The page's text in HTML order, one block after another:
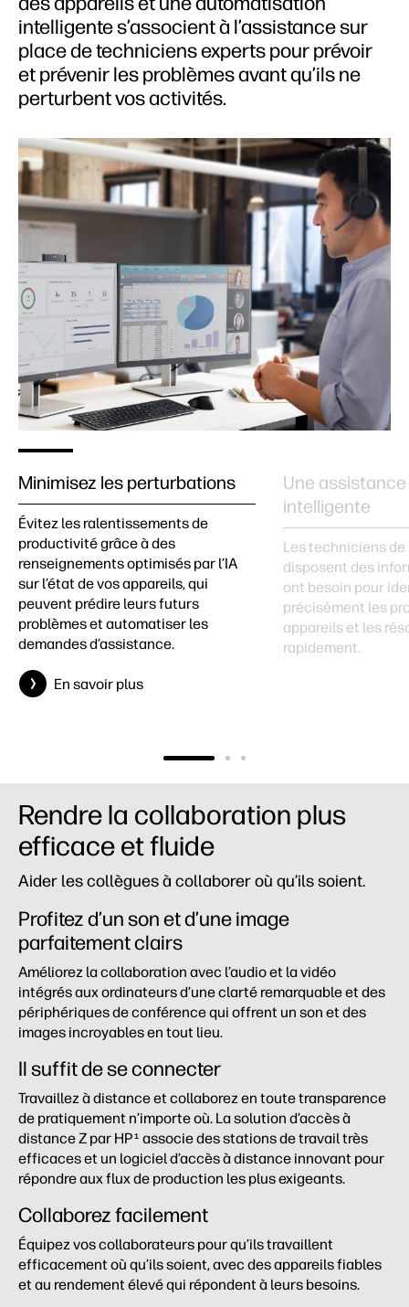
intelligente s’associent à l’assistance sur
place de techniciens experts pour prévoir
et prévenir les problèmes avant qu’ils ne
perturbent vos activités.
Minimisez les perturbations
Évitez les ralentissements de
productivité grâce à des
renseignements optimisés par l’IA
sur l’état de vos appareils, qui
peuvent prédire leurs futurs
problèmes et automatiser les
demandes d’assistance.
En savoir plus
Une
intelligente
Les techniciens de
disposent des
ont besoin pour
précisément les
appareils et les
rapidement.
Rendre la collaboration plus
efficace et fluide
Aider les collègues à collaborer où qu’ils soient.
Profitez d’un son et d’une image
parfaitement clairs
Améliorez la collaboration avec l’audio et la vidéo
intégrés aux ordinateurs d’une clarté remarquable et des
périphériques de conférence qui offrent un son et des
images incroyables en tout lieu.
Il suffit de se connecter
Travaillez à distance et collaborez en toute transparence
de pratiquement n’importe où. La solution d’accès à
distance Z par HP 1 associe des stations de travail très
efficaces et un logiciel d’accès à distance innovant pour
répondre aux flux de production les plus exigeants. ​
Collaborez facilement
Équipez vos collaborateurs pour qu’ils travaillent
efficacement où qu’ils soient, avec des appareils fiables
et au rendement élevé qui répondent à leurs besoins.